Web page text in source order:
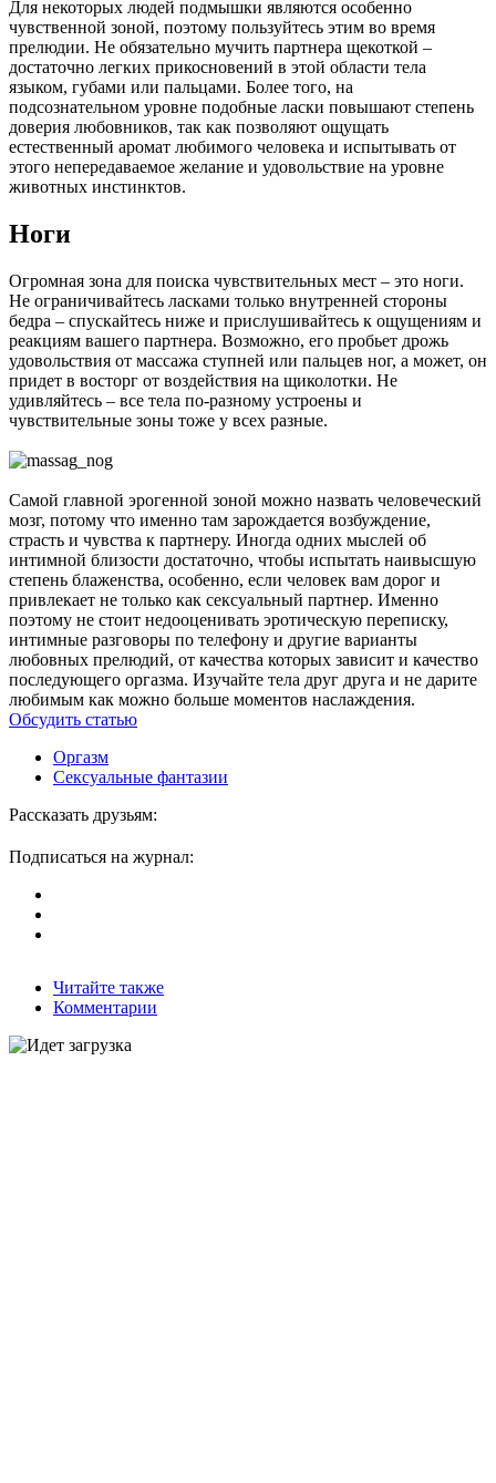
Для некоторых людей подмышки являются особенно
чувственной зоной, поэтому пользуйтесь этим во время
прелюдии. Не обязательно мучить партнера щекоткой –
достаточно легких прикосновений в этой области тела
языком, губами или пальцами. Более того, на
подсознательном уровне подобные ласки повышают степень
доверия любовников, так как позволяют ощущать
естественный аромат любимого человека и испытывать от
этого непередаваемое желание и удовольствие на уровне
животных инстинктов.
Ноги
Огромная зона для поиска чувствительных мест – это ноги.
Не ограничивайтесь ласками только внутренней стороны
бедра – спускайтесь ниже и прислушивайтесь к ощущениям и
реакциям вашего партнера. Возможно, его пробьет дрожь
удовольствия от массажа ступней или пальцев ног, а может, он
придет в восторг от воздействия на щиколотки. Не
удивляйтесь – все тела по-разному устроены и
чувствительные зоны тоже у всех разные.
Самой главной эрогенной зоной можно назвать человеческий
мозг, потому что именно там зарождается возбуждение,
страсть и чувства к партнеру. Иногда одних мыслей об
интимной близости достаточно, чтобы испытать наивысшую
степень блаженства, особенно, если человек вам дорог и
привлекает не только как сексуальный партнер. Именно
поэтому не стоит недооценивать эротическую переписку,
интимные разговоры по телефону и другие варианты
любовных прелюдий, от качества которых зависит и качество
последующего оргазма. Изучайте тела друг друга и не дарите
любимым как можно больше моментов наслаждения.
Обсудить статью
Оргазм
Сексуальные фантазии
Рассказать друзьям:
Подписаться на журнал:
Читайте также
Комментарии